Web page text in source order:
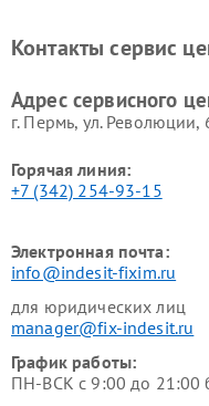
Indesit
Контакты сервис
Адрес сервисного
г. Пермь, ул. ​Революции,
Горячая линия:
+7 (342) 254-93-15
Электронная почта:
info@indesit-fixim.ru
для юридических лиц
manager@fix-indesit.ru
График работы:
ПН-ВСК с 9:00 до 21:00